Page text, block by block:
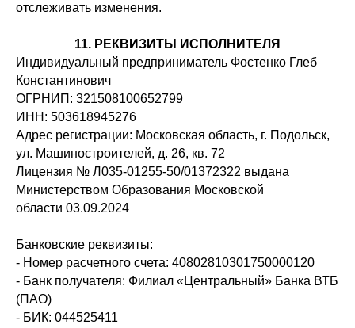
отслеживать изменения.
11. РЕКВИЗИТЫ ИСПОЛНИТЕЛЯ
Индивидуальный предприниматель Фостенко Глеб
Константинович
ОГРНИП: 321508100652799
ИНН: 503618945276
Адрес регистрации: Московская область, г. Подольск,
ул. Машиностроителей, д. 26, кв. 72
Лицензия № Л035-01255-50/01372322 выдана
Министерством Образования Московской
области 03.09.2024
Банковские реквизиты:
- Номер расчетного счета: 40802810301750000120
- Банк получателя: Филиал «Центральный» Банка ВТБ
(ПАО)
- БИК: 044525411